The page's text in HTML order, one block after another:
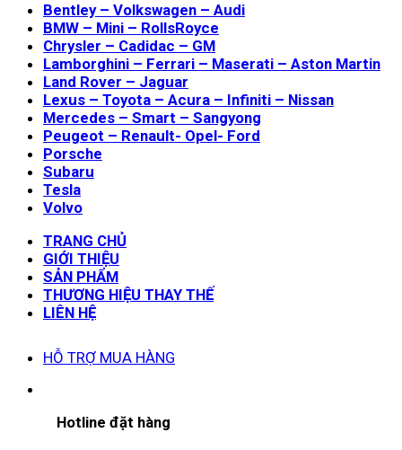
Bentley – Volkswagen – Audi
BMW – Mini – RollsRoyce
Chrysler – Cadidac – GM
Lamborghini – Ferrari – Maserati – Aston Martin
Land Rover – Jaguar
Lexus – Toyota – Acura – Infiniti – Nissan
Mercedes – Smart – Sangyong
Peugeot – Renault- Opel- Ford
Porsche
Subaru
Tesla
Volvo
TRANG CHỦ
GIỚI THIỆU
SẢN PHẨM
THƯƠNG HIỆU THAY THẾ
LIÊN HỆ
HỖ TRỢ MUA HÀNG
Hotline đặt hàng